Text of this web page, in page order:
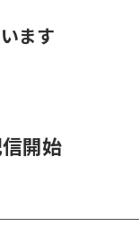
ます
信開始